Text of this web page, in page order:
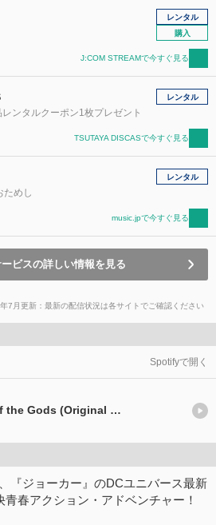
レンタル
購入
J:COM STREAMで今すぐ見る
レンタルクーポン1枚プレゼント
レンタル
TSUTAYA DISCASで今すぐ見る
ためし
レンタル
music.jpで今すぐ見る
ビスの詳しい情報を見る
7月更新：最新の配信状況は各サイトでご確認ください
Spotifyで開く
Shazam! Fury of the Gods (Original Motion Picture Soundtrack)
『ジョーカー』のDCユニバース最新
春アクション・アドベンチャー！